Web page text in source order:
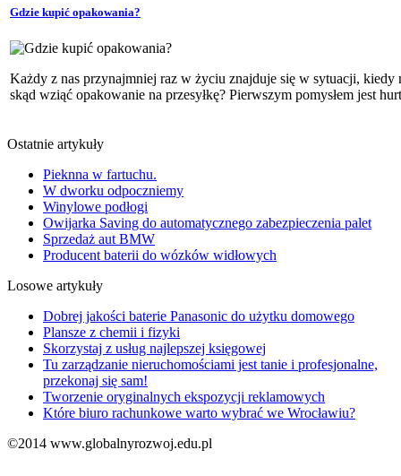
Gdzie kupić opakowania?
Każdy z nas przynajmniej raz w życiu znajduje się w sytuacji, kiedy
skąd wziąć opakowanie na przesyłkę? Pierwszym pomysłem jest
Ostatnie artykuły
Pieknna w fartuchu.
W dworku odpoczniemy
Winylowe podłogi
Owijarka Saving do automatycznego zabezpieczenia palet
Sprzedaż aut BMW
Producent baterii do wózków widłowych
Losowe artykuły
Dobrej jakości baterie Panasonic do użytku domowego
Plansze z chemii i fizyki
Skorzystaj z usług najlepszej księgowej
Tu zarządzanie nieruchomościami jest tanie i profesjonalne,
przekonaj się sam!
Tworzenie oryginalnych ekspozycji reklamowych
Które biuro rachunkowe warto wybrać we Wrocławiu?
©2014 www.globalnyrozwoj.edu.pl